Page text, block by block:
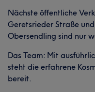
Nächste öffentliche
Geretsrieder Straße
Obersendling sind nur
Das Team: Mit
steht die erfahrene
bereit.